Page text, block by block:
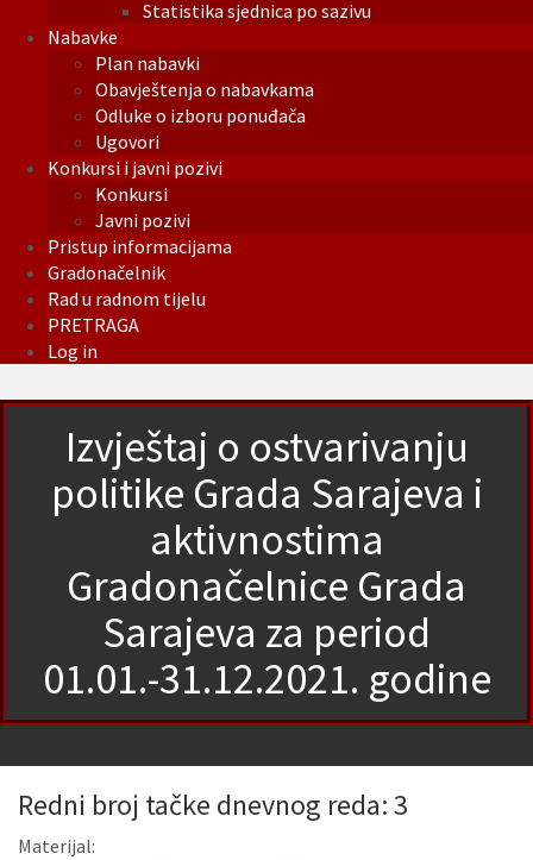
Statistika sjednica po sazivu
Nabavke
Plan nabavki
Obavještenja o nabavkama
Odluke o izboru ponuđača
Ugovori
Konkursi i javni pozivi
Konkursi
Javni pozivi
Pristup informacijama
Gradonačelnik
Rad u radnom tijelu
PRETRAGA
Log in
Izvještaj o ostvarivanju
politike Grada Sarajeva i
aktivnostima
Gradonačelnice Grada
Sarajeva za period
01.01.-31.12.2021. godine
Redni broj tačke dnevnog reda: 3
Materijal: